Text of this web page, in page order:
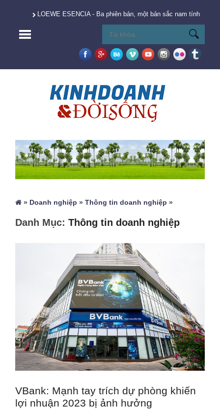
LOEWE ESENCIA - Ba phiên bản, một bản sắc nam tính vượt
» Doanh nghiệp »Thông tin doanh nghiệp »
Danh Mục:Thông tin doanh nghiệp
VBank: Mạnh tay trích dự phòng khiến
lợi nhuận 2023 bị ảnh hưởng